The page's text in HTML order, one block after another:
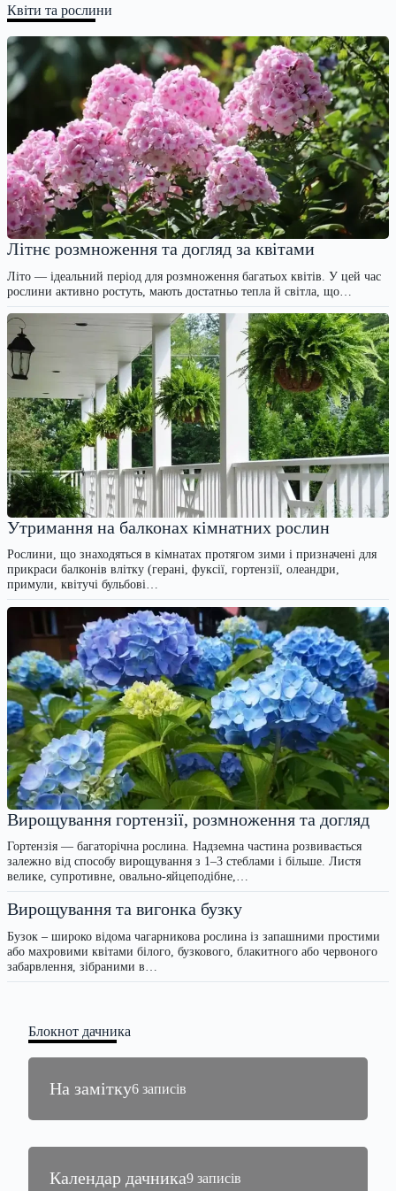
Квіти та рослини
Літнє розмноження та догляд за квітами
Літо — ідеальний період для розмноження багатьох квітів. У цей час
рослини активно ростуть, мають достатньо тепла й світла, що…
Утримання на балконах кімнатних рослин
Рослини, що знаходяться в кімнатах протягом зими і призначені для
прикраси балконів влітку (герані, фуксії, гортензії, олеандри,
примули, квітучі бульбові…
Вирощування гортензії, розмноження та догляд
Гортензія — багаторічна рослина. Надземна частина розвивається
залежно від способу вирощування з 1–3 стеблами і більше. Листя
велике, супротивне, овально-яйцеподібне,…
Вирощування та вигонка бузку
Бузок – широко відома чагарникова рослина із запашними простими
або махровими квітами білого, бузкового, блакитного або червоного
забарвлення, зібраними в…
Блокнот дачника
На замітку6 записів
Календар дачника9 записів